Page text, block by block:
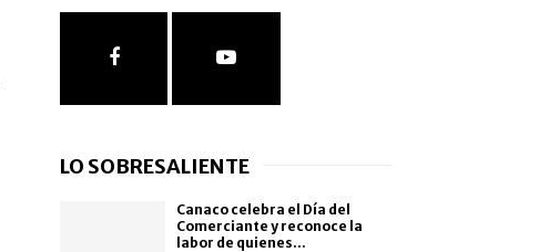
LO SOBRESALIENTE
Canaco celebra el Día del
Comerciante y reconoce la
labor de quienes...